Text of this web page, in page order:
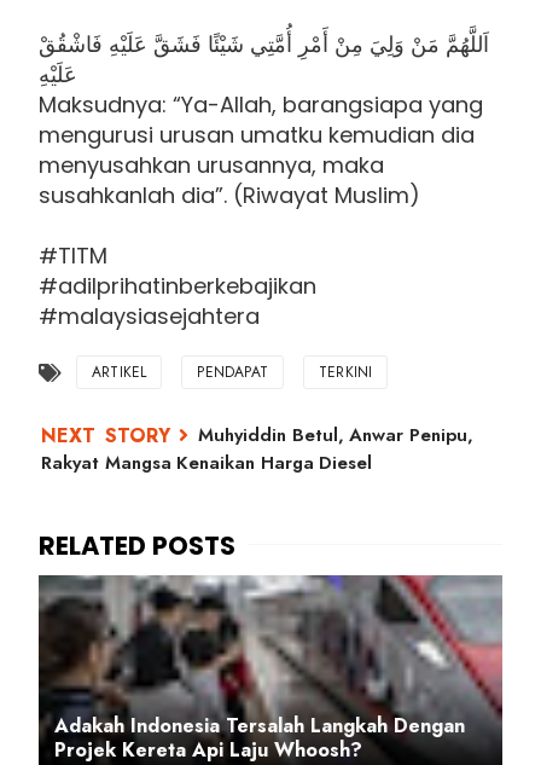
اَللَّهُمَّ مَنْ وَلِيَ مِنْ أَمْرِ أُمَّتِي شَيْئًا فَشَقَّ عَلَيْهِ فَاشْقُقْ
عَلَيْهِ
Maksudnya: “Ya-Allah, barangsiapa yang
mengurusi urusan umatku kemudian dia
menyusahkan urusannya, maka
susahkanlah dia”. (Riwayat Muslim)
#TITM
#adilprihatinberkebajikan
#malaysiasejahtera
ARTIKEL PENDAPAT TERKINI
Muhyiddin Betul, Anwar Penipu,
Rakyat Mangsa Kenaikan Harga Diesel
Adakah Indonesia Tersalah Langkah Dengan
Projek Kereta Api Laju Whoosh?